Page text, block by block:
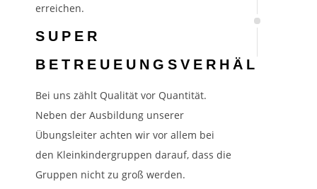
erreichen.
SUPER
BETREUEUNGSVERHÄLTNIS
Bei uns zählt Qualität vor Quantität.
Neben der Ausbildung unserer
Übungsleiter achten wir vor allem bei
den Kleinkindergruppen darauf, dass die
Gruppen nicht zu groß werden.